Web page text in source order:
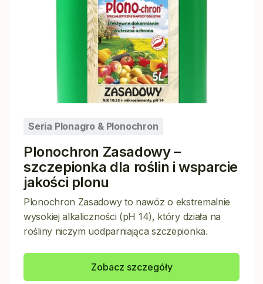
Seria Plonagro & Plonochron
Plonochron Zasadowy –
szczepionka dla roślin i wsparcie
jakości plonu
Plonochron Zasadowy to nawóz o ekstremalnie
wysokiej alkaliczności (pH 14), który działa na
rośliny niczym uodparniająca szczepionka.
Zobacz szczegóły